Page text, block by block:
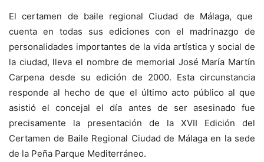
El certamen de baile regional Ciudad de Málaga, que
cuenta en todas sus ediciones con el madrinazgo de
personalidades importantes de la vida artística y social de
la ciudad, lleva el nombre de memorial José María Martín
Carpena desde su edición de 2000. Esta circunstancia
responde al hecho de que el último acto público al que
asistió el concejal el día antes de ser asesinado fue
precisamente la presentación de la XVII Edición del
Certamen de Baile Regional Ciudad de Málaga en la sede
de la Peña Parque Mediterráneo.